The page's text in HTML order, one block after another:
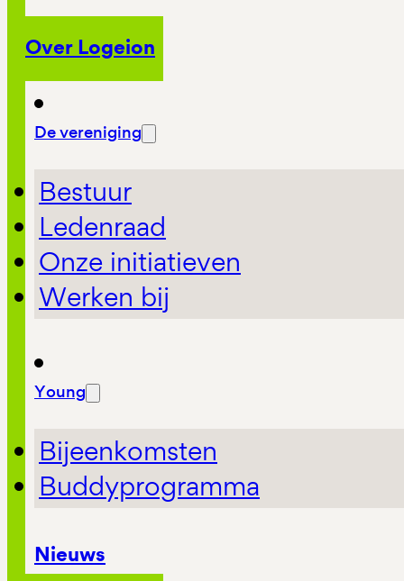
Over Logeion
De vereniging
Bestuur
Ledenraad
Onze initiatieven
Werken bij
Young
Bijeenkomsten
Buddyprogramma
Nieuws